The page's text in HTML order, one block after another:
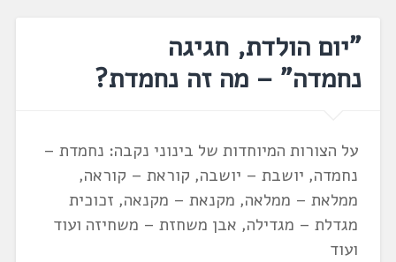
"יום הולדת, חגיגה
נחמדה" – מה זה נחמדת?
על הצורות המיוחדות של בינוני נקבה: נחמדת –
נחמדה, יושבת – יושבה, קוראת – קוראה,
ממלאת – ממלאה, מקנאת – מקנאה, זכוכית
מגדלת – מגדילה, אבן משחזת – משחיזה ועוד
ועוד